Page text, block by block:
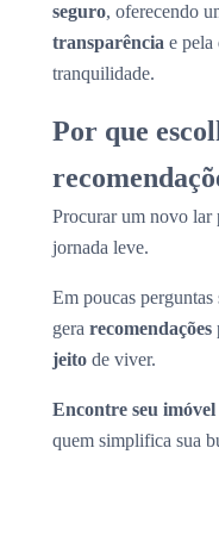
seguro, oferecendo
transparência e pela
tranquilidade.
Por que
Procurar um novo lar
jornada leve.
Em poucas
gera recomendações
jeito de viver.
Encontre seu imóvel
quem simplifica sua